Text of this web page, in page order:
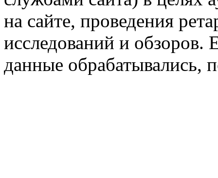
на сайте, проведения
исследований и обзоров.
данные обрабатывались,